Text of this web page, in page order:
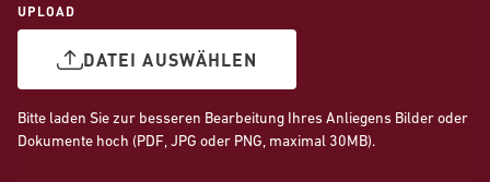
UPLOAD
DATEI AUSWÄHLEN
Bitte laden Sie zur besseren Bearbeitung Ihres Anliegens Bilder oder
Dokumente hoch (PDF, JPG oder PNG, maximal 30MB).